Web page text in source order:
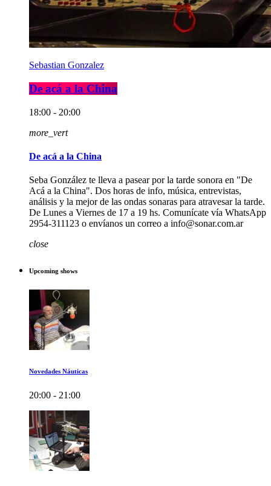
Sebastian Gonzalez
De acá a la China
18:00 - 20:00
more_vert
De acá a la China
Seba González te lleva a pasear por la tarde sonora en "De
Acá a la China". Dos horas de info, música, entrevistas,
análisis y la mejor de las ondas sonaras para atravesar la tarde.
De Lunes a Viernes de 17 a 19 hs. Comunícate vía WhatsApp
2954-311123 o envíanos un correo a info@sonar.com.ar
close
Upcoming shows
Novedades Náuticas
20:00 - 21:00